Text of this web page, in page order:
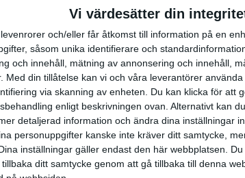
Vi värdesätter din
och/eller får åtkomst till information på en
såsom unika identifierare och
och innehåll, mätning av annonsering och innehåll,
Med din tillåtelse kan vi och våra leverantörer
via skanning av enheten. Du kan klicka för att
enligt beskrivningen ovan. Alternativt kan
detaljerad information och ändra dina inställningar
personuppgifter kanske inte kräver ditt samtycke,
inställningar gäller endast den här webbplatsen.
ditt samtycke genom att gå tillbaka till denna
Ramboll Stockholm Halvmarathon är
Minns du i våras hur det pratades om
Marathon. Nu har även Ramboll
sprängt sitt tidigare rekord och når snart taket...
inför Tjejmilen
två veckor kvar till Tjejmilen? Hur lägger jag upp
Här ger löpcoachen Josefine Swärm sina bästa